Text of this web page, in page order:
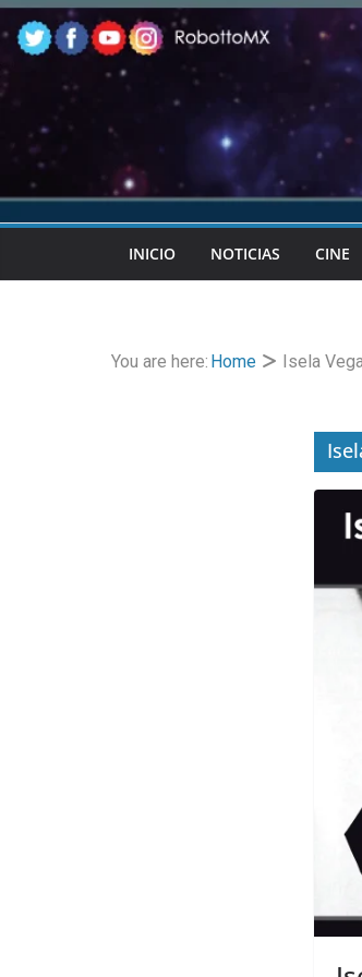
Skip
to
content
INICIO NOTICIAS CINE
You are here: Home Isela